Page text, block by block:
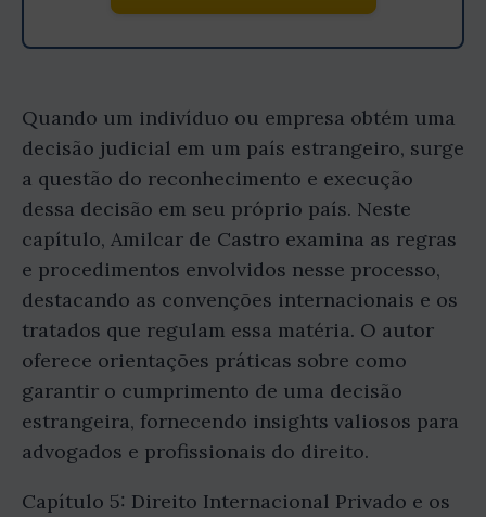
Quando um indivíduo ou empresa obtém uma
decisão judicial em um país estrangeiro, surge
a questão do reconhecimento e execução
dessa decisão em seu próprio país. Neste
capítulo, Amilcar de Castro examina as regras
e procedimentos envolvidos nesse processo,
destacando as convenções internacionais e os
tratados que regulam essa matéria. O autor
oferece orientações práticas sobre como
garantir o cumprimento de uma decisão
estrangeira, fornecendo insights valiosos para
advogados e profissionais do direito.
Capítulo 5: Direito Internacional Privado e os